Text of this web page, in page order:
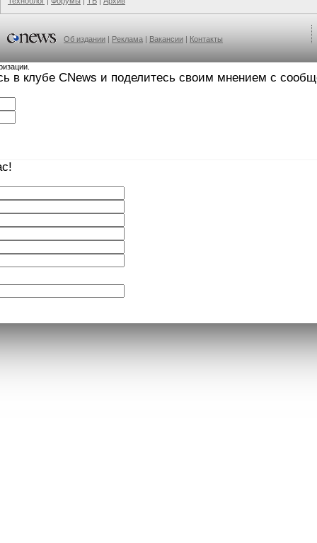
Об издании | Реклама | Вакансии | Контакты
в клубе CNews и поделитесь своим мнением с